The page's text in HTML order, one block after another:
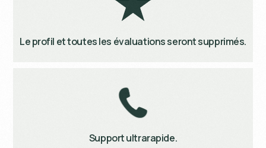
Le profil et toutes les évaluations seront supprimés.
Support ultrarapide.